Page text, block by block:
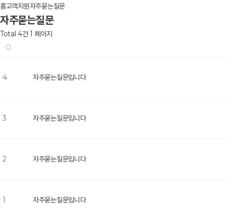
홈고객지원자주묻는질문
자주묻는질문
Total 4건 1 페이지
4 자주묻는질문입니다
3 자주묻는질문입니다
2 자주묻는질문입니다
1 자주묻는질문입니다